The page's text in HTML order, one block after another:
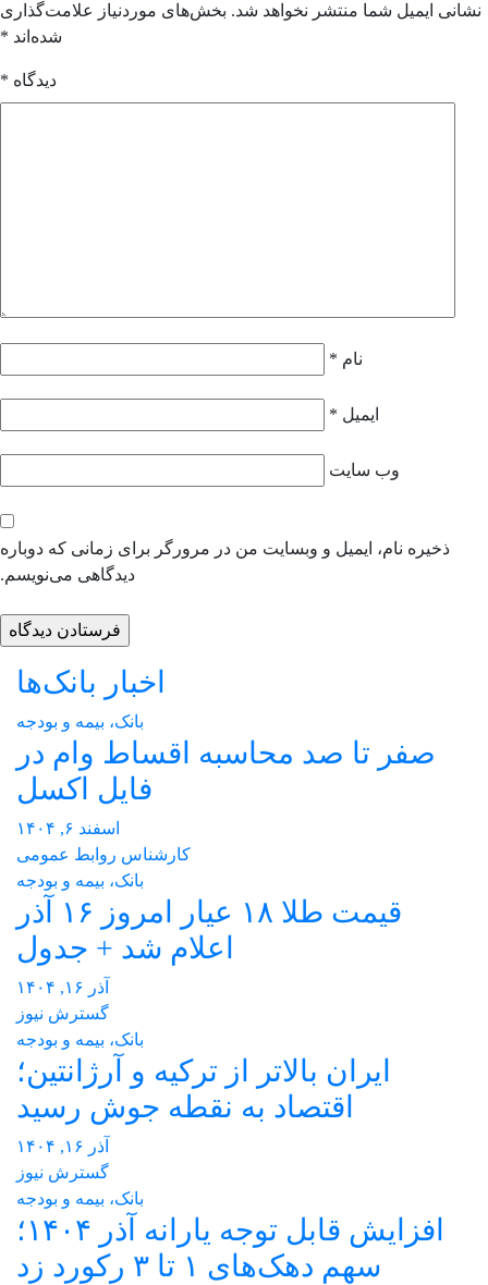
ایمیل شما منتشر نخواهد شد. بخش‌های موردنیاز علامت‌گذاری
شده‌اند *
دیدگاه*
نام*
ایمیل*
وب‌ سایت
ذخیره نام، ایمیل و وبسایت من در مرورگر برای زمانی که دوباره
دیدگاهی می‌نویسم.
اخبار بانک‌ها
بانک، بیمه و بودجه
صفر تا صد محاسبه اقساط وام در
فایل اکسل
اسفند ۶, ۱۴۰۴
کارشناس روابط عمومی
بانک، بیمه و بودجه
قیمت طلا ۱۸ عیار امروز ۱۶ آذر
اعلام شد + جدول
آذر ۱۶, ۱۴۰۴
گسترش نیوز
بانک، بیمه و بودجه
ایران بالاتر از ترکیه و آرژانتین؛
اقتصاد به نقطه جوش رسید
آذر ۱۶, ۱۴۰۴
گسترش نیوز
بانک، بیمه و بودجه
افزایش قابل توجه یارانه آذر ۱۴۰۴؛
سهم دهک‌های ۱ تا ۳ رکورد زد